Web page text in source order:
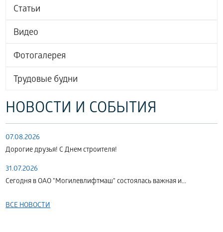
Статьи
Видео
Фотогалерея
Трудовые будни
НОВОСТИ И СОБЫТИЯ
07.08.2026
Дорогие друзья! С Днем строителя!
31.07.2026
Сегодня в ОАО "Могилевлифтмаш" состоялась важная и...
ВСЕ НОВОСТИ